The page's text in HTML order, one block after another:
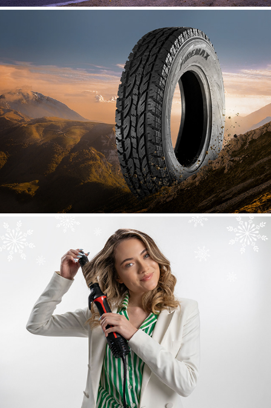
WHEEL WEAR
REVLON - EL DETALLE IDEAL